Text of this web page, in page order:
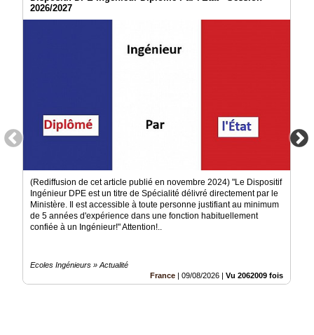
2026/2027
(Rediffusion de cet article publié en novembre 2024) "Le Dispositif
Ingénieur DPE est un titre de Spécialité délivré directement par le
Ministère. Il est accessible à toute personne justifiant au minimum
de 5 années d'expérience dans une fonction habituellement
confiée à un Ingénieur!" Attention!..
Ecoles Ingénieurs » Actualité
France | 09/08/2026 | Vu 2062009 fois